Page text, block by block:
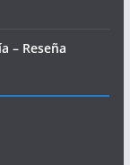
– Reseña